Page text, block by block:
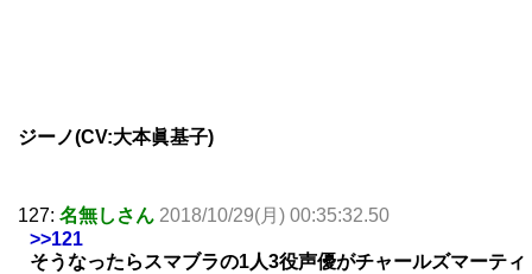
ジーノ(CV:大本眞基子)
127: 名無しさん 2018/10/29(月) 00:35:32.50
>>121
そうなったらスマブラの1人3役声優がチャールズマーティ